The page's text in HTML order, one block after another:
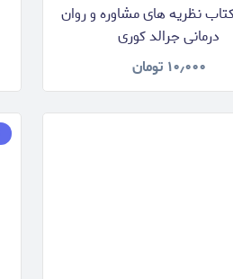
نظریه های مشاوره و روان
درمانی جرالد کوری
۱۰٫۰۰۰ تومان